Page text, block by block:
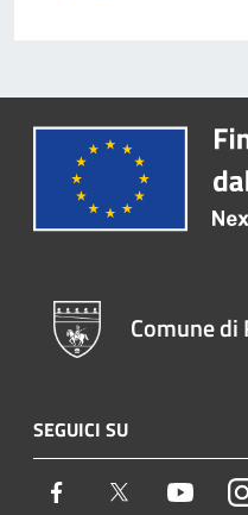
Comune di
SEGUICI SU
Facebook Twitter